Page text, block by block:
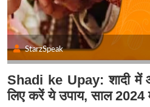
StarzSpeak
Shadi ke Upay: शादी में
लिए करें ये उपाय, साल